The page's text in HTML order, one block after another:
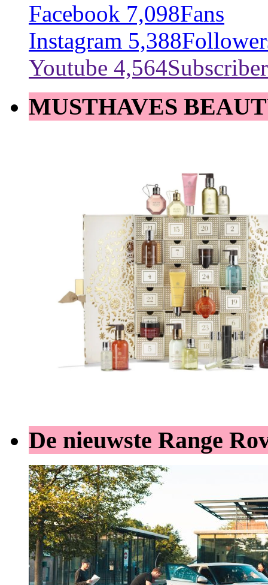
Facebook 7,098Fans
Instagram 5,388
Youtube 4,564Subscriber
MUSTHAVES
De nieuwste Range